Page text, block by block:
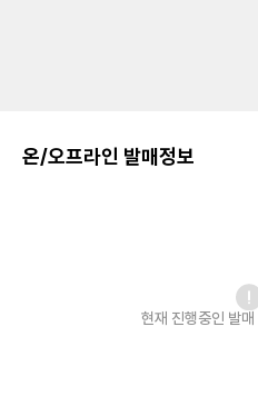
온/오프라인 발매정보
현재 진행중인 발매